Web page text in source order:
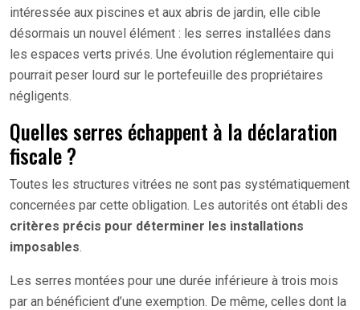
intéressée aux piscines et aux abris de jardin, elle cible
désormais un nouvel élément : les serres installées dans
les espaces verts privés. Une évolution réglementaire qui
pourrait peser lourd sur le portefeuille des propriétaires
négligents.
Quelles serres échappent à la déclaration
fiscale ?
Toutes les structures vitrées ne sont pas systématiquement
concernées par cette obligation. Les autorités ont établi des
critères précis pour déterminer les installations
imposables.
Les serres montées pour une durée inférieure à trois mois
par an bénéficient d’une exemption. De même, celles dont la